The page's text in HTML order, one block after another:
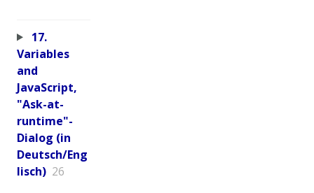
17.
Variables
and
JavaScript,
"Ask-at-
runtime"-
Dialog (in
Deutsch/Eng
lisch) 26